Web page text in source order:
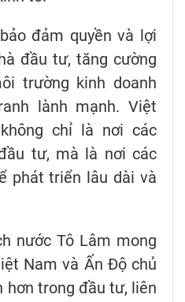
đảm quyền và lợi
đầu tư, tăng cường
trường kinh doanh
lành mạnh. Việt
chỉ là nơi các
tư, mà là nơi các
phát triển lâu dài và
nước Tô Lâm mong
Nam và Ấn Độ chủ
hơn trong đầu tư, liên